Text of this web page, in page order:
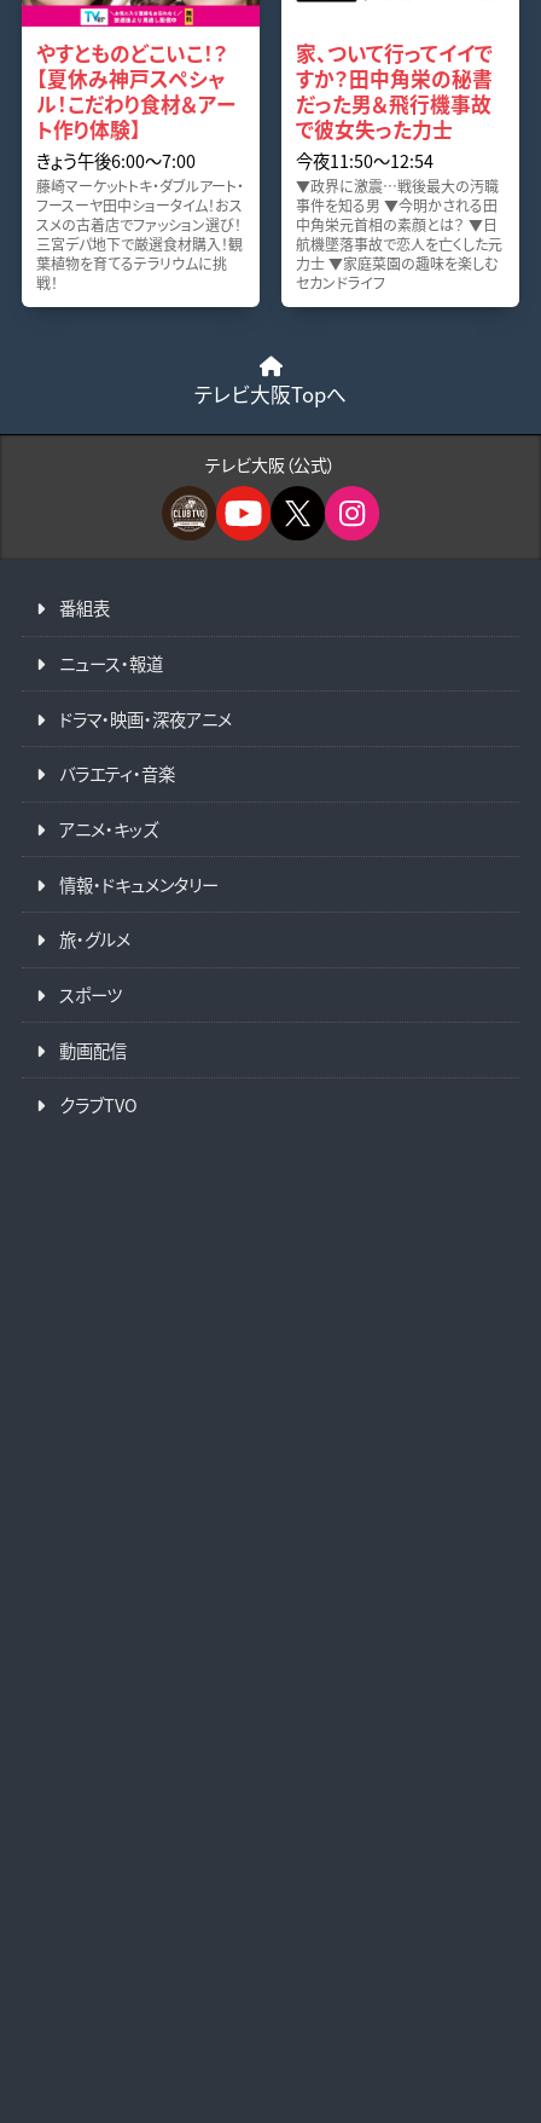
やすとものどこいこ！？
【夏休み神戸スペシャ
ル！こだわり食材＆アー
ト作り体験】
きょう午後6:00〜7:00
藤崎マーケットトキ・ダブルアート・
フースーヤ田中ショータイム！おス
スメの古着店でファッション選び！
三宮デパ地下で厳選食材購入！観
葉植物を育てるテラリウムに挑
戦！
家、ついて行ってイイで
すか？田中角栄の秘書
だった男＆飛行機事故
で彼女失った力士
今夜11:50〜12:54
▼政界に激震…戦後最大の汚職
事件を知る男 ▼今明かされる田
中角栄元首相の素顔とは？ ▼日
航機墜落事故で恋人を亡くした元
力士 ▼家庭菜園の趣味を楽しむ
セカンドライフ
テレビ大阪Topへ
テレビ大阪（公式）
番組表
ニュース・報道
ドラマ・映画・深夜アニメ
バラエティ・音楽
アニメ・キッズ
情報・ドキュメンタリー
旅・グルメ
スポーツ
動画配信
クラブTVO